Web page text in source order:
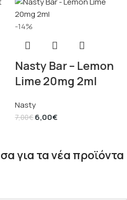
-14%
Nasty Bar – Lemon
Lime 20mg 2ml
Nasty
7,00€ 6,00€
για τα νέα προϊόντα